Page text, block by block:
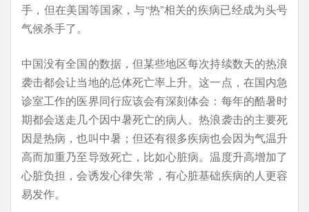
手，但在美国等国家，与“热”相关的疾病已经成为头号
气候杀手了。
中国没有全国的数据，但某些地区每次持续数天的热浪
袭击都会让当地的总体死亡率上升。这一点，在国内急
诊室工作的医界同行应该会有深刻体会：每年的酷暑时
期都会送走几个因中暑死亡的病人。热浪袭击的主要死
因是热病，也叫中暑；但还有很多疾病也会因为气温升
高而加重乃至导致死亡，比如心脏病。温度升高增加了
心脏负担，会诱发心律失常，有心脏基础疾病的人更容
易发作。